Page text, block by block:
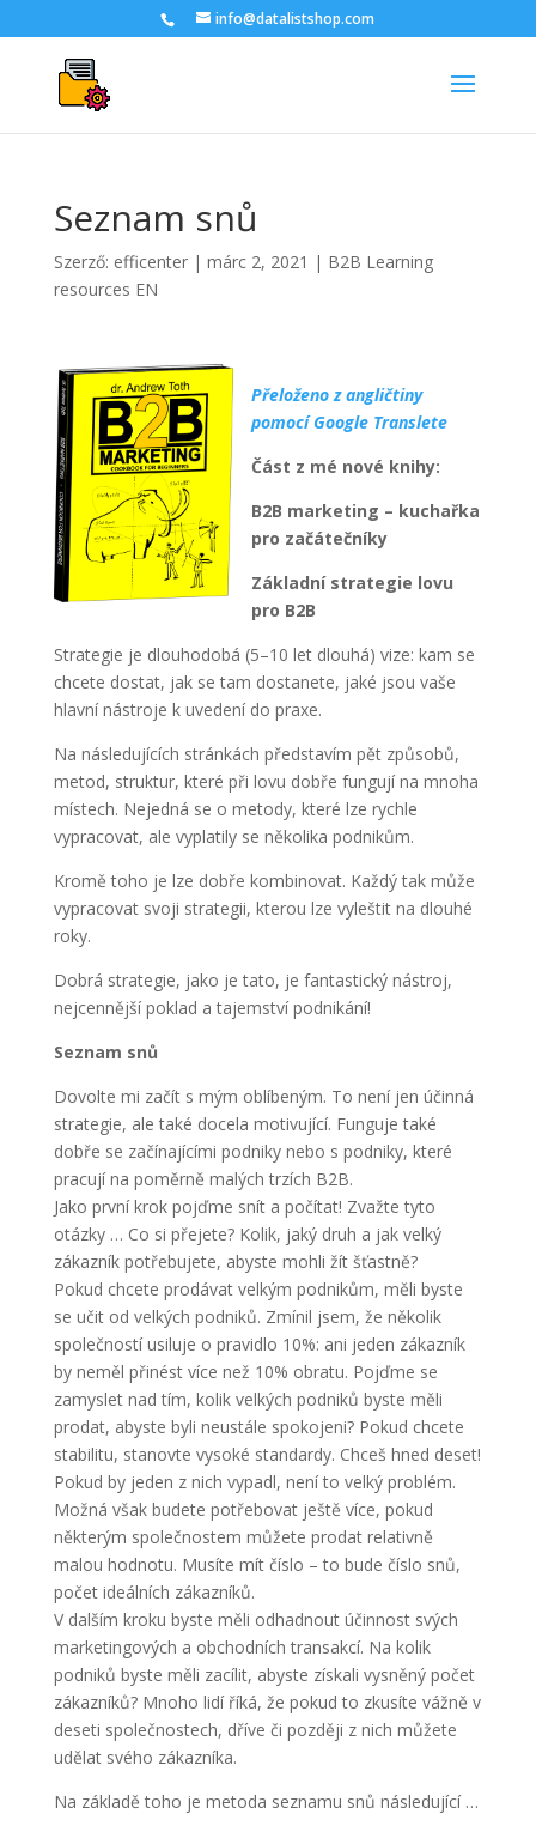
info@datalistshop.com
Seznam snů
Szerző: efficenter| márc 2, 2021 | B2B Learning
resources EN
Přeloženo z angličtiny
pomocí Google Translete
Část z mé nové knihy:
B2B marketing – kuchařka
pro začátečníky
Základní strategie lovu
pro B2B
Strategie je dlouhodobá (5–10 let dlouhá) vize: kam se
chcete dostat, jak se tam dostanete, jaké jsou vaše
hlavní nástroje k uvedení do praxe.
Na následujících stránkách představím pět způsobů,
metod, struktur, které při lovu dobře fungují na mnoha
místech. Nejedná se o metody, které lze rychle
vypracovat, ale vyplatily se několika podnikům.
Kromě toho je lze dobře kombinovat. Každý tak může
vypracovat svoji strategii, kterou lze vyleštit na dlouhé
roky.
Dobrá strategie, jako je tato, je fantastický nástroj,
nejcennější poklad a tajemství podnikání!
Seznam snů
Dovolte mi začít s mým oblíbeným. To není jen účinná
strategie, ale také docela motivující. Funguje také
dobře se začínajícími podniky nebo s podniky, které
pracují na poměrně malých trzích B2B.
Jako první krok pojďme snít a počítat! Zvažte tyto
otázky … Co si přejete? Kolik, jaký druh a jak velký
zákazník potřebujete, abyste mohli žít šťastně?
Pokud chcete prodávat velkým podnikům, měli byste
se učit od velkých podniků. Zmínil jsem, že několik
společností usiluje o pravidlo 10%: ani jeden zákazník
by neměl přinést více než 10% obratu. Pojďme se
zamyslet nad tím, kolik velkých podniků byste měli
prodat, abyste byli neustále spokojeni? Pokud chcete
stabilitu, stanovte vysoké standardy. Chceš hned deset!
Pokud by jeden z nich vypadl, není to velký problém.
Možná však budete potřebovat ještě více, pokud
některým společnostem můžete prodat relativně
malou hodnotu. Musíte mít číslo – to bude číslo snů,
počet ideálních zákazníků.
V dalším kroku byste měli odhadnout účinnost svých
marketingových a obchodních transakcí. Na kolik
podniků byste měli zacílit, abyste získali vysněný počet
zákazníků? Mnoho lidí říká, že pokud to zkusíte vážně v
deseti společnostech, dříve či později z nich můžete
udělat svého zákazníka.
Na základě toho je metoda seznamu snů následující …